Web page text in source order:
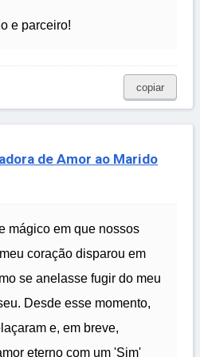
e parceiro!
copiar
de Amor ao Marido
mágico em que nossos
coração disparou em
se anelasse fugir do meu
Desde esse momento,
e, em breve,
eterno com um 'Sim'